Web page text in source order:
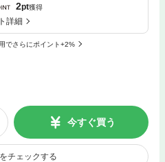
2pt獲得
詳細
でさらにポイント+2%
今すぐ買う
チェックする